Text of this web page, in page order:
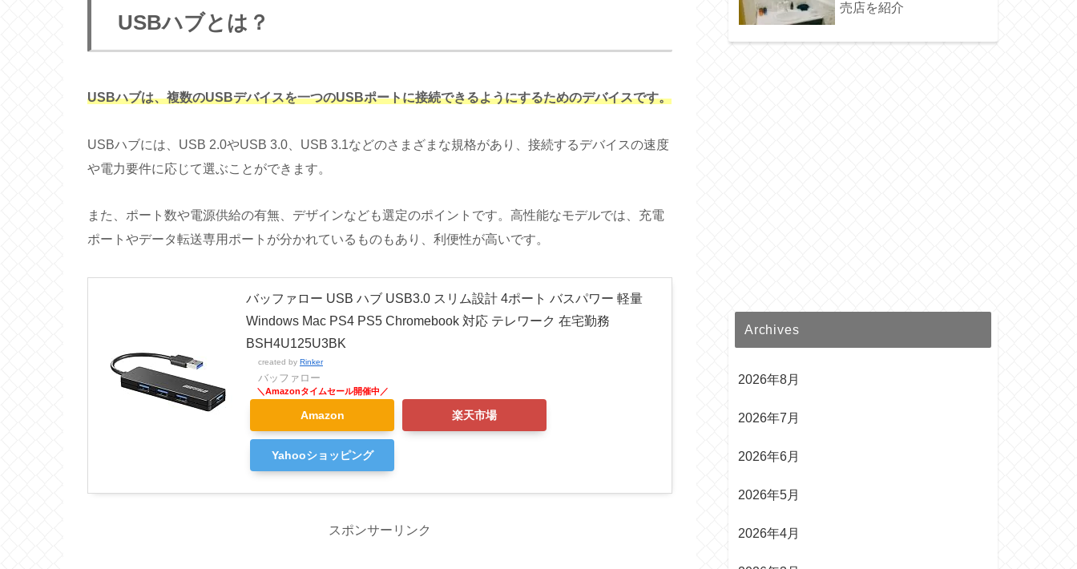
USBハブとは？
USBハブは、複数のUSBデバイスを一つのUSBポートに接続できるようにするためのデバイスです。
USBハブには、USB 2.0やUSB 3.0、USB 3.1などのさまざまな規格があり、接続するデバイスの速度
や電力要件に応じて選ぶことができます。
また、ポート数や電源供給の有無、デザインなども選定のポイントです。高性能なモデルでは、充電
ポートやデータ転送専用ポートが分かれているものもあり、利便性が高いです。
バッファロー USB ハブ USB3.0 スリム設計 4ポート バスパワー 軽量
Windows Mac PS4 PS5 Chromebook 対応 テレワーク 在宅勤務
BSH4U125U3BK
created by Rinker
バッファロー
Amazon 楽天市場
Yahooショッピング
スポンサーリンク
売店を紹介
Archives
2026年8月
2026年7月
2026年6月
2026年5月
2026年4月